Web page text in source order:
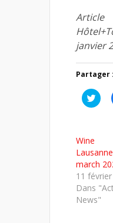
janvier
Partager :
pour
Wine
march
11
Dans
News"